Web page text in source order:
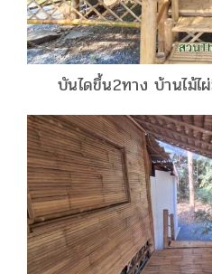
บันไดขึ้น2ทาง บ้านไม้ไ